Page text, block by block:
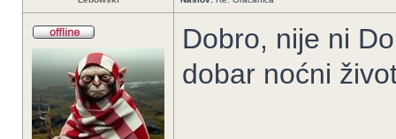
Dobro, nije ni
dobar noćni